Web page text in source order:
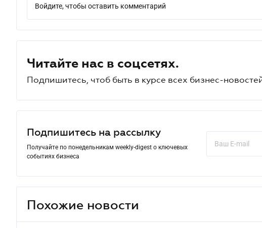
Войдите, чтобы оставить комментарий
Читайте нас в соцсетях.
Подпишитесь, чтоб быть в курсе всех бизнес-
Подпишитесь на рассылку
Получайте по понедельникам weekly-digest о ключевых
событиях бизнеса
Похожие новости